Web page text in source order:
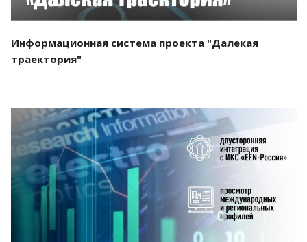
Информационная система проекта "Далекая
траектория"
Смотреть проект